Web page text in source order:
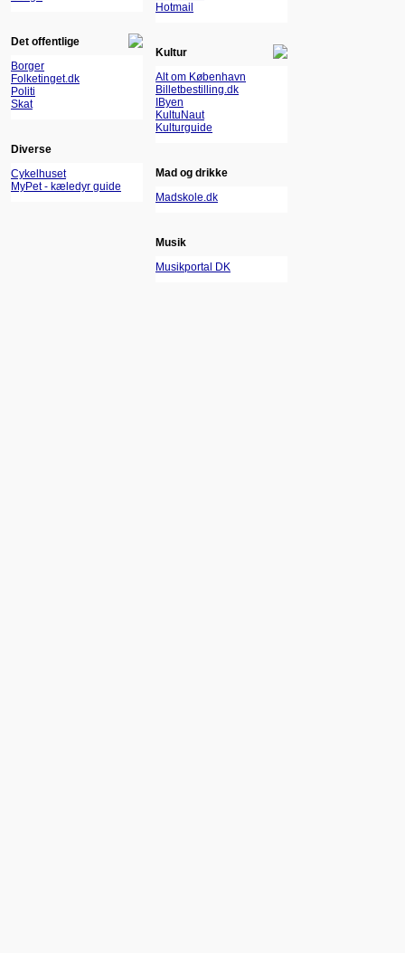
Det offentlige
Borger
Folketinget.dk
Politi
Skat
Diverse
Cykelhuset
MyPet - kæledyr guide
Hotmail
Kultur
Alt om København
Billetbestilling.dk
IByen
KultuNaut
Kulturguide
Mad og drikke
Madskole.dk
Musik
Musikportal DK